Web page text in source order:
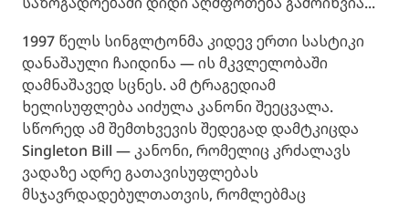
1997 წელს სინგლტონმა კიდევ ერთი სასტიკი
დანაშაული ჩაიდინა — ის მკვლელობაში
დამნაშავედ სცნეს. ამ ტრაგედიამ
ხელისუფლება აიძულა კანონი შეეცვალა.
სწორედ ამ შემთხვევის შედეგად დამტკიცდა
Singleton Bill — კანონი, რომელიც კრძალავს
ვადაზე ადრე გათავისუფლებას
მსჯავრდადებულთათვის, რომლებმაც